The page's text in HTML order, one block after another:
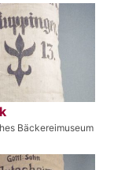
Bäckereimuseum